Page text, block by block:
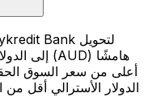
أعلى من سعر السوق
الدولار الأسترالي أقل